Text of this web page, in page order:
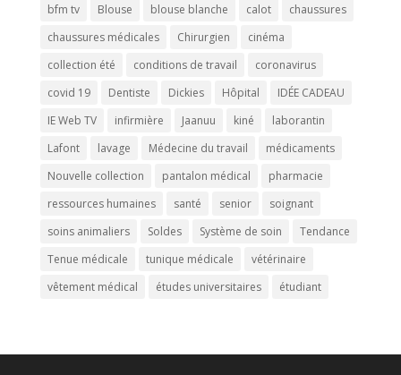
bfm tv
Blouse blouse blanche calot
chaussures
chaussures médicales
Chirurgien
cinéma
collection été
conditions de travail
coronavirus
covid 19
Dentiste Dickies Hôpital
IDÉE CADEAU
IE Web TV
infirmière Jaanuu kiné
laborantin
Lafont
lavage Médecine du travail
médicaments
Nouvelle collection
pantalon médical
pharmacie
ressources humaines
santé senior
soignant
soins animaliers
Soldes Système de soin
Tendance
Tenue médicale
tunique médicale
vétérinaire
vêtement médical
études universitaires étudiant